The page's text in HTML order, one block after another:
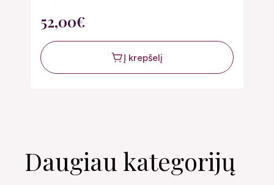
52,00€
Į krepšelį
Daugiau kategorijų